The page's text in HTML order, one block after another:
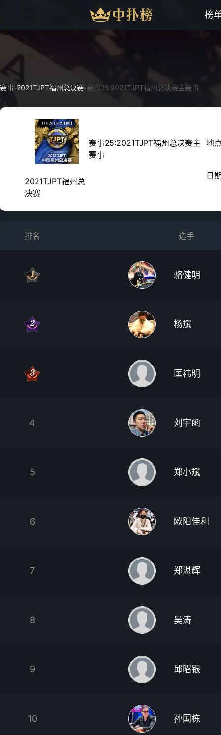
榜
赛事-2021TJPT福州总决赛-赛事25:2021TJPT福州总决赛主赛事
2021TJPT福州总
决赛
赛事25:2021TJPT福州总决赛主
赛事
地
日
排名 选手
骆健明
杨斌
匡祎明
4 刘宇函
5 郑小斌
6 欧阳佳利
7 郑湛辉
8 吴涛
9 邱昭银
10 孙国栋